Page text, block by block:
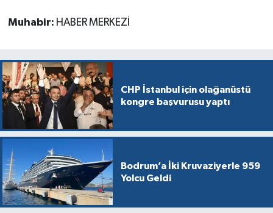
Muhabir: HABER MERKEZİ
CHP İstanbul için olağanüstü
kongre başvurusu yaptı
Bodrum’a İki Kruvaziyerle 959
Yolcu Geldi